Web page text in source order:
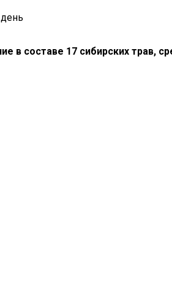
в составе 17 сибирских трав,